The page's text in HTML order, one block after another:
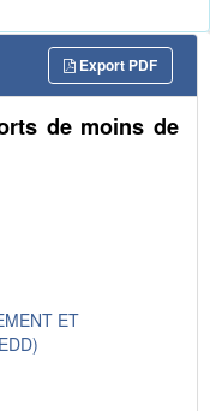
Export PDF
de moins de
ET